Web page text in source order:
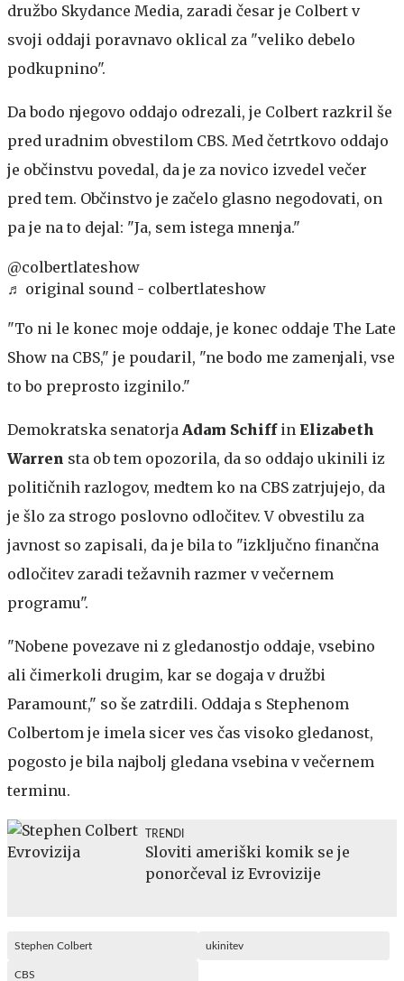
družbo Skydance Media, zaradi česar je Colbert v
svoji oddaji poravnavo oklical za "veliko debelo
podkupnino".
Da bodo njegovo oddajo odrezali, je Colbert razkril še
pred uradnim obvestilom CBS. Med četrtkovo oddajo
je občinstvu povedal, da je za novico izvedel večer
pred tem. Občinstvo je začelo glasno negodovati, on
pa je na to dejal: "Ja, sem istega mnenja."
@colbertlateshow
♬ original sound - colbertlateshow
"To ni le konec moje oddaje, je konec oddaje The Late
Show na CBS," je poudaril, "ne bodo me zamenjali, vse
to bo preprosto izginilo."
Demokratska senatorja Adam Schiffin Elizabeth
Warren sta ob tem opozorila, da so oddajo ukinili iz
političnih razlogov, medtem ko na CBS zatrjujejo, da
je šlo za strogo poslovno odločitev. V obvestilu za
javnost so zapisali, da je bila to "izključno finančna
odločitev zaradi težavnih razmer v večernem
programu".
"Nobene povezave ni z gledanostjo oddaje, vsebino
ali čimerkoli drugim, kar se dogaja v družbi
Paramount," so še zatrdili. Oddaja s Stephenom
Colbertom je imela sicer ves čas visoko gledanost,
pogosto je bila najbolj gledana vsebina v večernem
terminu.
TRENDI
Sloviti ameriški komik se je
ponorčeval iz Evrovizije
Stephen Colbert ukinitev
CBS